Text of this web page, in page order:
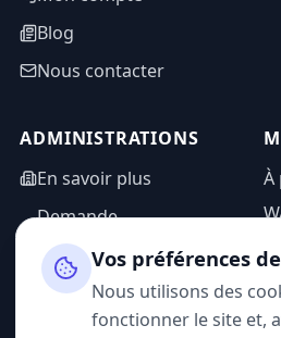
Blog
Nous contacter
ADMINISTRATIONS
En savoir plus
Demande
d'information
Espace admin
À
Vos préférences
Nous utilisons des
fonctionner le site et,